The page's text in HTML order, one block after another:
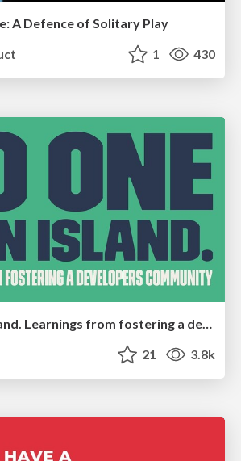
A Defence of Solitary Play
1 430
No one is an island. Learnings from fostering a developers community.
21 3.8k